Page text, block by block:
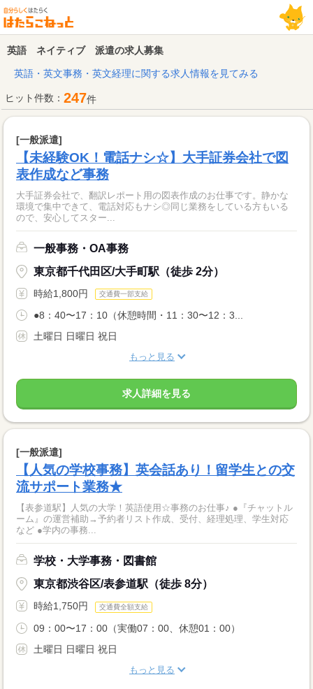
英語 ネイティブ 派遣の求人募集
英語・英文事務・英文経理に関する求人情報を見てみる
ヒット件数： 247件
[一般派遣]
【未経験OK！電話ナシ☆】大手証券会社で図
表作成など事務
大手証券会社で、翻訳レポート用の図表作成のお仕事です。静かな
環境で集中できて、電話対応もナシ◎同じ業務をしている方もいる
ので、安心してスター...
一般事務・OA事務
東京都千代田区/大手町駅（徒歩 2分）
時給1,800円 交通費一部支給
●8：40〜17：10（休憩時間・11：30〜12：3...
土曜日 日曜日 祝日
もっと見る
求人詳細を見る
[一般派遣]
【人気の学校事務】英会話あり！留学生との交
流サポート業務★
【表参道駅】人気の大学！英語使用☆事務のお仕事♪ ●『チャットル
ーム』の運営補助→予約者リスト作成、受付、経理処理、学生対応
など ●学内の事務...
学校・大学事務・図書館
東京都渋谷区/表参道駅（徒歩 8分）
時給1,750円 交通費全額支給
09：00〜17：00（実働07：00、休憩01：00）
土曜日 日曜日 祝日
もっと見る